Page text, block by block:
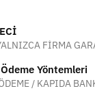
FİRMA
Yöntemleri
/ KAPIDA